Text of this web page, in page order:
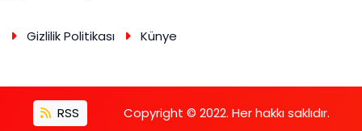
Gizlilik Politikası Künye
RSS Copyright © 2022. Her hakkı saklıdır.